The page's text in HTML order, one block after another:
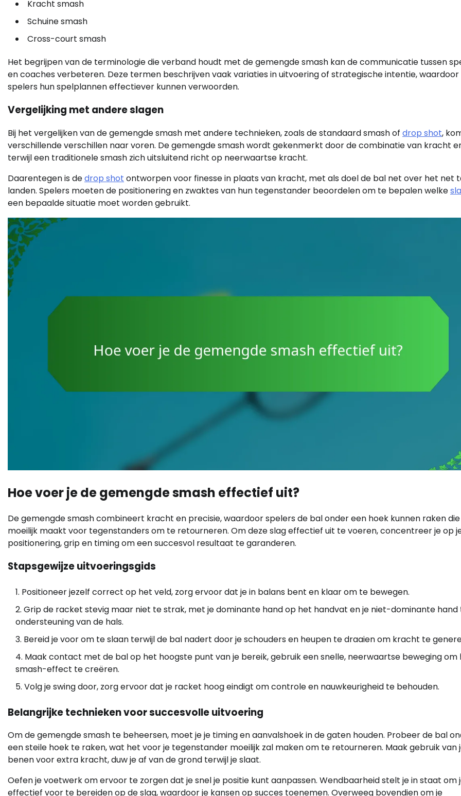
Kracht smash
Schuine smash
Cross-court smash
Het begrijpen van de terminologie die verband houdt met de gemengde smash kan de communicatie tussen
en coaches verbeteren. Deze termen beschrijven vaak variaties in uitvoering of strategische intentie, waardoor
spelers hun spelplannen effectiever kunnen verwoorden.
Vergelijking met andere slagen
Bij het vergelijken van de gemengde smash met andere technieken, zoals de standaard smash of drop shot,
verschillende verschillen naar voren. De gemengde smash wordt gekenmerkt door de combinatie van kracht
terwijl een traditionele smash zich uitsluitend richt op neerwaartse kracht.
Daarentegen is dedrop shot ontworpen voor finesse in plaats van kracht, met als doel de bal net over het net
landen. Spelers moeten de positionering en zwaktes van hun tegenstander beoordelen om te bepalen welke
een bepaalde situatie moet worden gebruikt.
Hoe voer je de gemengde smash effectief uit?
De gemengde smash combineert kracht en precisie, waardoor spelers de bal onder een hoek kunnen raken
moeilijk maakt voor tegenstanders om te retourneren. Om deze slag effectief uit te voeren, concentreer je op
positionering, grip en timing om een succesvol resultaat te garanderen.
Stapsgewijze uitvoeringsgids
Positioneer jezelf correct op het veld, zorg ervoor dat je in balans bent en klaar om te bewegen.
Grip de racket stevig maar niet te strak, met je dominante hand op het handvat en je niet-dominante
ondersteuning van de hals.
Bereid je voor om te slaan terwijl de bal nadert door je schouders en heupen te draaien om kracht te
Maak contact met de bal op het hoogste punt van je bereik, gebruik een snelle, neerwaartse beweging om
smash-effect te creëren.
Volg je swing door, zorg ervoor dat je racket hoog eindigt om controle en nauwkeurigheid te behouden.
Belangrijke technieken voor succesvolle uitvoering
Om de gemengde smash te beheersen, moet je je timing en aanvalshoek in de gaten houden. Probeer de bal
een steile hoek te raken, wat het voor je tegenstander moeilijk zal maken om te retourneren. Maak gebruik van
benen voor extra kracht, duw je af van de grond terwijl je slaat.
Oefen je voetwerk om ervoor te zorgen dat je snel je positie kunt aanpassen. Wendbaarheid stelt je in staat om
effectief voor te bereiden op de slag, waardoor je kansen op succes toenemen. Overweeg bovendien om je